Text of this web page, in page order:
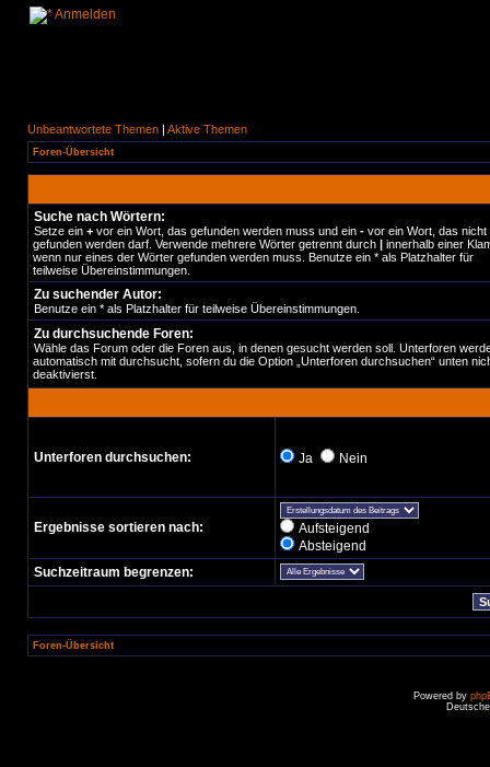
Anmelden
Unbeantwortete Themen | Aktive Themen
Foren-Übersicht
Suche nach Wörtern:
Setze ein + vor ein Wort, das gefunden werden muss und ein - vor ein Wort, das nicht
gefunden werden darf. Verwende mehrere Wörter getrennt durch | innerhalb einer
wenn nur eines der Wörter gefunden werden muss. Benutze ein * als Platzhalter für
teilweise Übereinstimmungen.
Zu suchender Autor:
Benutze ein * als Platzhalter für teilweise Übereinstimmungen.
Zu durchsuchende Foren:
Wähle das Forum oder die Foren aus, in denen gesucht werden soll. Unterforen
automatisch mit durchsucht, sofern du die Option „Unterforen durchsuchen“ unten
deaktivierst.
Unterforen durchsuchen: Ja Nein
Ergebnisse sortieren nach:
Aufsteigend
Absteigend
Suchzeitraum begrenzen:
Foren-Übersicht
Powered by